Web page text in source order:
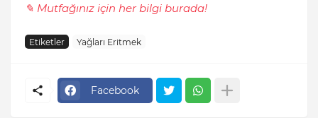
✎ Mutfağınız için her bilgi burada!
Etiketler Yağları Eritmek
Facebook